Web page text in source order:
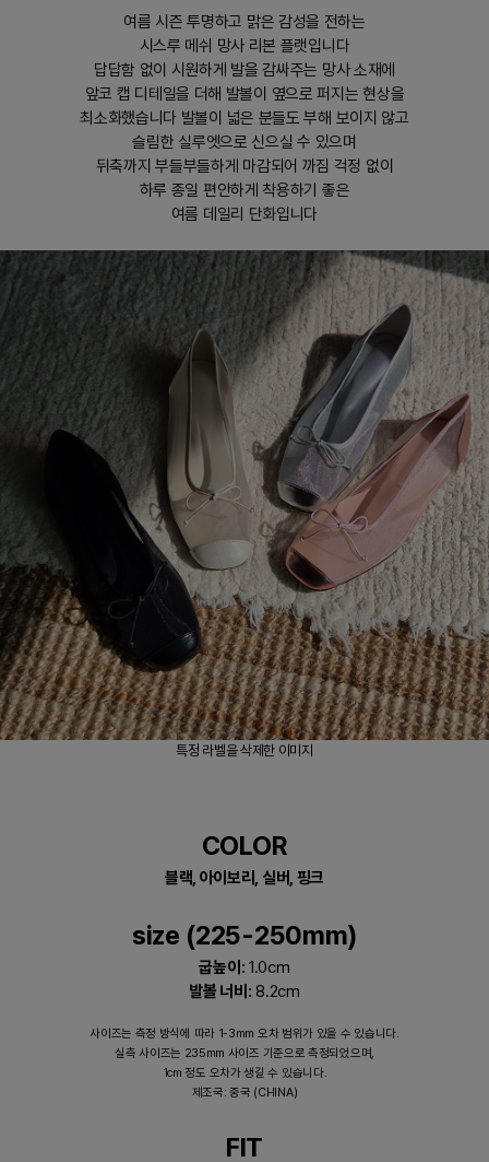
여름 시즌 투명하고 맑은 감성을 전하는
시스루 메쉬 망사 리본 플랫입니다
답답함 없이 시원하게 발을 감싸주는 망사 소재에
앞코 캡 디테일을 더해 발볼이 옆으로 퍼지는 현상을
최소화했습니다 발볼이 넓은 분들도 부해 보이지 않고
슬림한 실루엣으로 신으실 수 있으며
뒤축까지 부들부들하게 마감되어 까짐 걱정 없이
하루 종일 편안하게 착용하기 좋은
여름 데일리 단화입니다
특정 라벨을 삭제한 이미지
COLOR
블랙, 아이보리, 실버, 핑크
size (225-250mm)
굽높이: 1.0cm
발볼 너비: 8.2cm
사이즈는 측정 방식에 따라 1-3mm 오차 범위가 있을 수 있습니다.
실측 사이즈는 235mm 사이즈 기준으로 측정되었으며,
1cm 정도 오차가 생길 수 있습니다.
제조국: 중국 (CHINA)
FIT